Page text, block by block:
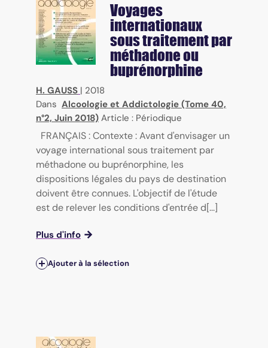
Voyages
internationaux
sous traitement par
méthadone ou
buprénorphine
H. GAUSS | 2018
Dans Alcoologie et Addictologie (Tome 40,
n°2, Juin 2018) Article : Périodique
FRANÇAIS : Contexte : Avant d'envisager un
voyage international sous traitement par
méthadone ou buprénorphine, les
dispositions légales du pays de destination
doivent être connues. L'objectif de l'étude
est de relever les conditions d'entrée d[...]
Plus d'info
Ajouter à la sélection